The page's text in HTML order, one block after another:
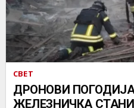
СВЕТ
ДРОНОВИ
ЖЕЛЕЗНИЧКА